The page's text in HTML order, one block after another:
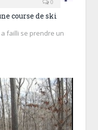
0
course de ski
failli se prendre un